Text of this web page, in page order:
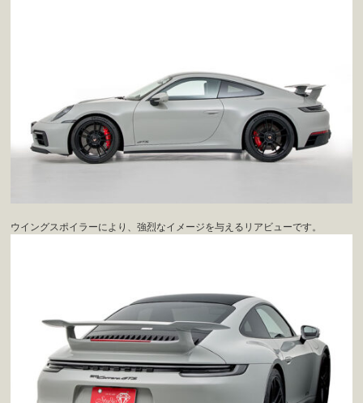
ウイングスポイラーにより、強烈なイメージを与えるリアビューです。